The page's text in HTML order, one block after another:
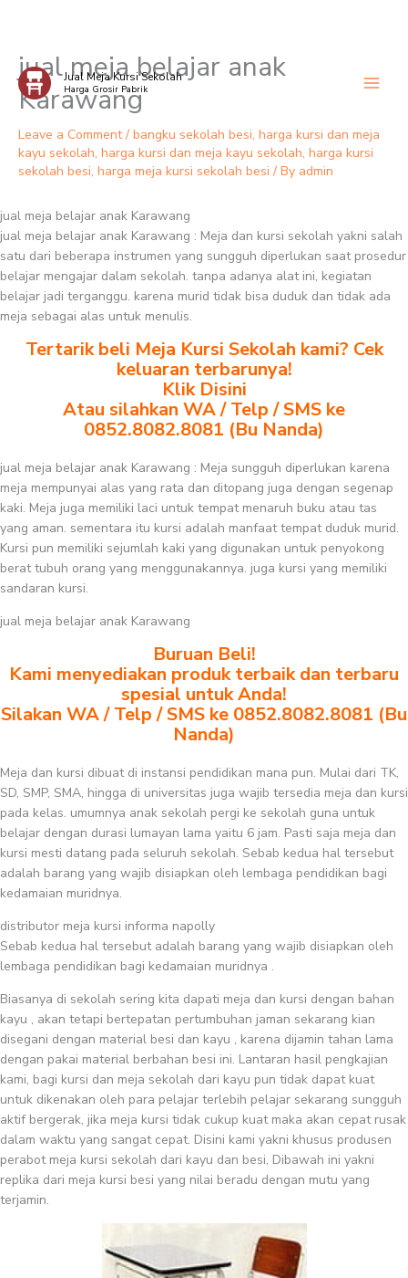
Skip
content
Jual Meja Kursi Sekolah
Harga Grosir Pabrik
jual meja belajar anak
Karawang
Leave a Comment / bangku sekolah besi, harga kursi dan meja
kayu sekolah, harga kursi dan meja kayu sekolah, harga kursi
sekolah besi, harga meja kursi sekolah besi / By admin
jual meja belajar anak Karawang
jual meja belajar anak Karawang : Meja dan kursi sekolah yakni salah
satu dari beberapa instrumen yang sungguh diperlukan saat prosedur
belajar mengajar dalam sekolah. tanpa adanya alat ini, kegiatan
belajar jadi terganggu. karena murid tidak bisa duduk dan tidak ada
meja sebagai alas untuk menulis.
Tertarik beli Meja Kursi Sekolah kami? Cek
keluaran terbarunya!
Klik Disini
Atau silahkan WA / Telp / SMS ke
0852.8082.8081 (Bu Nanda)
jual meja belajar anak Karawang : Meja sungguh diperlukan karena
meja mempunyai alas yang rata dan ditopang juga dengan segenap
kaki. Meja juga memiliki laci untuk tempat menaruh buku atau tas
yang aman. sementara itu kursi adalah manfaat tempat duduk murid.
Kursi pun memiliki sejumlah kaki yang digunakan untuk penyokong
berat tubuh orang yang menggunakannya. juga kursi yang memiliki
sandaran kursi.
jual meja belajar anak Karawang
Buruan Beli!
Kami menyediakan produk terbaik dan terbaru
spesial untuk Anda!
Silakan WA / Telp / SMS ke 0852.8082.8081 (Bu
Nanda)
Meja dan kursi dibuat di instansi pendidikan mana pun. Mulai dari TK,
SD, SMP, SMA, hingga di universitas juga wajib tersedia meja dan kursi
pada kelas. umumnya anak sekolah pergi ke sekolah guna untuk
belajar dengan durasi lumayan lama yaitu 6 jam. Pasti saja meja dan
kursi mesti datang pada seluruh sekolah. Sebab kedua hal tersebut
adalah barang yang wajib disiapkan oleh lembaga pendidikan bagi
kedamaian muridnya.
distributor meja kursi informa napolly
Sebab kedua hal tersebut adalah barang yang wajib disiapkan oleh
lembaga pendidikan bagi kedamaian muridnya .
Biasanya di sekolah sering kita dapati meja dan kursi dengan bahan
kayu , akan tetapi bertepatan pertumbuhan jaman sekarang kian
disegani dengan material besi dan kayu , karena dijamin tahan lama
dengan pakai material berbahan besi ini. Lantaran hasil pengkajian
kami, bagi kursi dan meja sekolah dari kayu pun tidak dapat kuat
untuk dikenakan oleh para pelajar terlebih pelajar sekarang sungguh
aktif bergerak, jika meja kursi tidak cukup kuat maka akan cepat rusak
dalam waktu yang sangat cepat. Disini kami yakni khusus produsen
perabot meja kursi sekolah dari kayu dan besi, Dibawah ini yakni
replika dari meja kursi besi yang nilai beradu dengan mutu yang
terjamin.